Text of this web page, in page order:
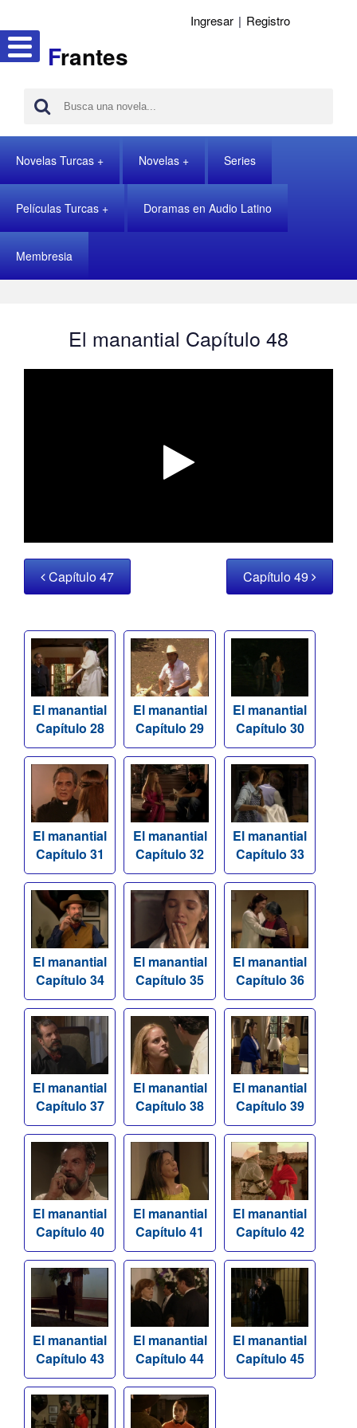
Frantes
Ingresar | Registro
Novelas Turcas Novelas Series
Películas Turcas Doramas en Audio Latino
Membresia
El manantial Capítulo 48
Capítulo 47 Capítulo 49
El manantial
Capítulo 28
El manantial
Capítulo 29
El manantial
Capítulo 30
El manantial
Capítulo 31
El manantial
Capítulo 32
El manantial
Capítulo 33
El manantial
Capítulo 34
El manantial
Capítulo 35
El manantial
Capítulo 36
El manantial
Capítulo 37
El manantial
Capítulo 38
El manantial
Capítulo 39
El manantial
Capítulo 40
El manantial
Capítulo 41
El manantial
Capítulo 42
El manantial
Capítulo 43
El manantial
Capítulo 44
El manantial
Capítulo 45